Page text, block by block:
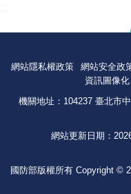
網站隱私權政策 網站安全政
資訊圖像化
機關地址：104237 臺北市
網站更新日期：
國防部版權所有 Copyright ©